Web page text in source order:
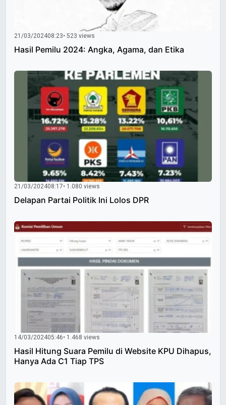
21/03/202408:23• 523 views
Hasil Pemilu 2024: Angka, Agama, dan Etika
21/03/202408:17• 1.080 views
Delapan Partai Politik Ini Lolos DPR
14/03/202405:46• 1.468 views
Hasil Hitung Suara Pemilu di Website KPU Dihapus,
Hanya Ada C1 Tiap TPS